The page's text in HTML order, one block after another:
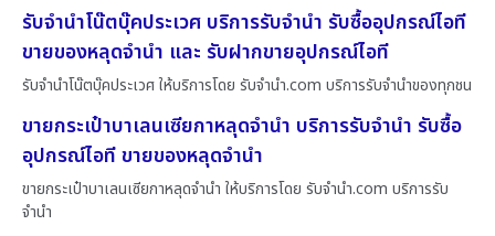
รับจำนำโน๊ตบุ๊คประเวศ บริการรับจำนำ รับซื้ออุปกรณ์ไอที
ขายของหลุดจำนำ และ รับฝากขายอุปกรณ์ไอที
รับจำนำโน๊ตบุ๊คประเวศ ให้บริการโดย รับจํานํา.com บริการรับจำนำของทุกชน
ขายกระเป๋าบาเลนเซียกาหลุดจำนำ บริการรับจำนำ รับซื้อ
อุปกรณ์ไอที ขายของหลุดจำนำ
ขายกระเป๋าบาเลนเซียกาหลุดจำนำ ให้บริการโดย รับจํานํา.com บริการรับ
จำนำ